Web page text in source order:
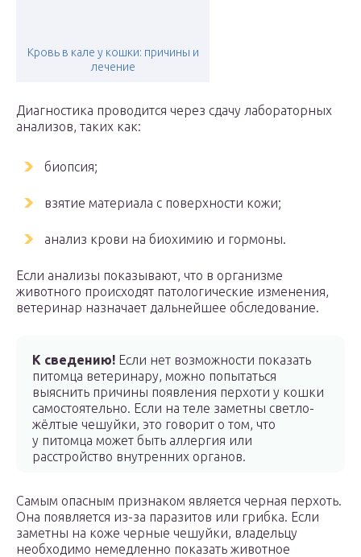
Кровь в кале у кошки: причины и
лечение
Диагностика проводится через сдачу лабораторных
анализов, таких как:
биопсия;
взятие материала с поверхности кожи;
анализ крови на биохимию и гормоны.
Если анализы показывают, что в организме
животного происходят патологические изменения,
ветеринар назначает дальнейшее обследование.
К сведению! Если нет возможности показать
питомца ветеринару, можно попытаться
выяснить причины появления перхоти у кошки
самостоятельно. Если на теле заметны светло-
жёлтые чешуйки, это говорит о том, что
у питомца может быть аллергия или
расстройство внутренних органов.
Самым опасным признаком является черная перхоть.
Она появляется из-за паразитов или грибка. Если
заметны на коже черные чешуйки, владельцу
необходимо немедленно показать животное